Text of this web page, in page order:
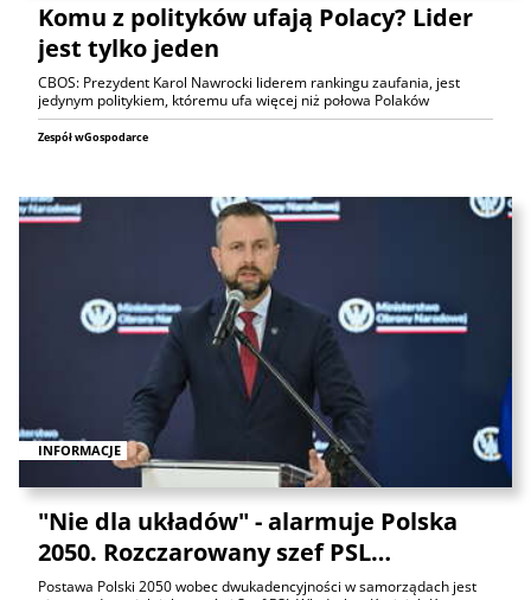
Komu z polityków ufają Polacy? Lider
jest tylko jeden
CBOS: Prezydent Karol Nawrocki liderem rankingu zaufania, jest
jedynym politykiem, któremu ufa więcej niż połowa Polaków
Zespół wGospodarce
INFORMACJE
"Nie dla układów" - alarmuje Polska
2050. Rozczarowany szef PSL…
Postawa Polski 2050 wobec dwukadencyjności w samorządach jest